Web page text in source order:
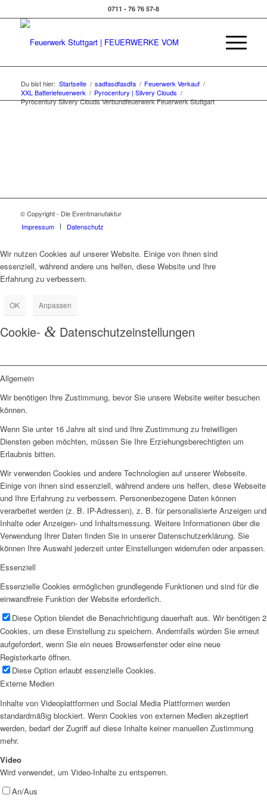
0711 - 76 76 57-8
Du bist hier: Startseite / sadfasdfasdfa / Feuerwerk Verkauf /
XXL Batteriefeuerwerk / Pyrocentury | Silvery Clouds /
Pyrocentury Silvery Clouds Verbundfeuerwerk Feuerwerk Stuttgart
© Copyright - Die Eventmanufaktur
Impressum
Datenschutz
Wir nutzen Cookies auf unserer Website. Einige von ihnen sind
essenziell, während andere uns helfen, diese Website und Ihre
Erfahrung zu verbessern.
OK Anpassen
Cookie- & Datenschutzeinstellungen
Allgemein
Wir benötigen Ihre Zustimmung, bevor Sie unsere Website weiter besuchen
können.
Wenn Sie unter 16 Jahre alt sind und Ihre Zustimmung zu freiwilligen
Diensten geben möchten, müssen Sie Ihre Erziehungsberechtigten um
Erlaubnis bitten.
Wir verwenden Cookies und andere Technologien auf unserer Webseite.
Einige von ihnen sind essenziell, während andere uns helfen, diese Webseite
und Ihre Erfahrung zu verbessern. Personenbezogene Daten können
verarbeitet werden (z. B. IP-Adressen), z. B. für personalisierte Anzeigen und
Inhalte oder Anzeigen- und Inhaltsmessung. Weitere Informationen über die
Verwendung Ihrer Daten finden Sie in unserer Datenschutzerklärung. Sie
können Ihre Auswahl jederzeit unter Einstellungen widerrufen oder anpassen.
Essenziell
Essenzielle Cookies ermöglichen grundlegende Funktionen und sind für die
einwandfreie Funktion der Website erforderlich.
Diese Option blendet die Benachrichtigung dauerhaft aus. Wir benötigen 2
Cookies, um diese Einstellung zu speichern. Andernfalls würden Sie erneut
aufgefordert, wenn Sie ein neues Browserfenster oder eine neue
Registerkarte öffnen.
Diese Option erlaubt essenzielle Cookies.
Externe Medien
Inhalte von Videoplattformen und Social Media Plattformen werden
standardmäßig blockiert. Wenn Cookies von externen Medien akzeptiert
werden, bedarf der Zugriff auf diese Inhalte keiner manuellen Zustimmung
mehr.
Video
Wird verwendet, um Video-Inhalte zu entsperren.
An/Aus